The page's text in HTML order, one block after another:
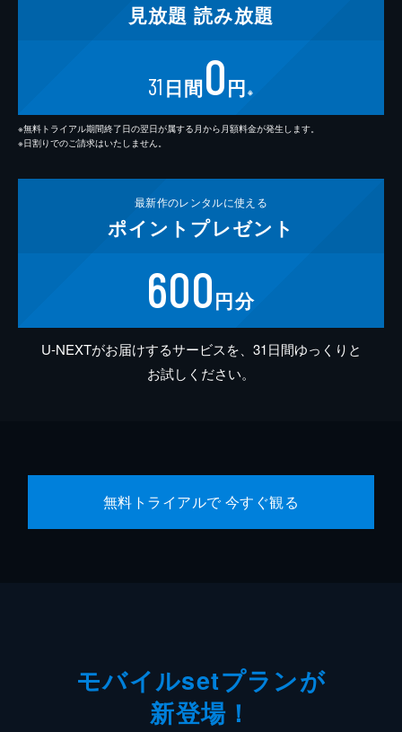
見放題 読み放題
31 日間0円 ※
※無料トライアル期間終了日の翌日が属する月から月額料金が発生します。
※日割りでのご請求はいたしません。
最新作のレンタルに使える
ポイント プレゼント
600円分
U-NEXTがお届けするサービスを、31日間ゆっくりと
お試しください。
無料トライアルで 今すぐ観る
モバイルsetプランが
新登場！